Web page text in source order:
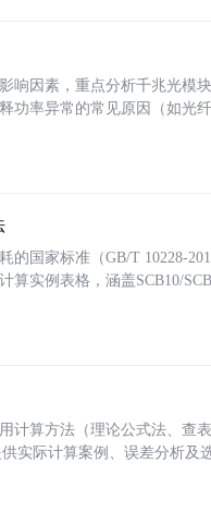
响因素，重点分析千兆光模
功率异常的常见原因（如光
国家标准（GB/T 10228-
算实例表格，涵盖SCB10/
计算方法（理论公式法、查
实际计算案例、误差分析及